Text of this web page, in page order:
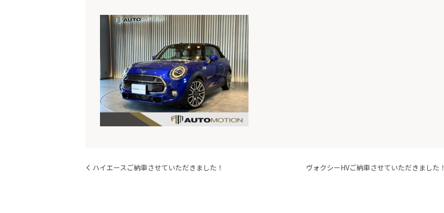
ハイエースご納車させていただきました！ ヴォクシーHVご納車させていただきました！